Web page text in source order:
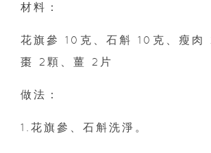
材料：
花旗參 10克、石斛 10克、瘦
棗 2顆、薑 2片
做法：
1.花旗參、石斛洗淨。